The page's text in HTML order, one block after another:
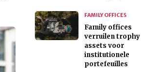
FAMILY OFFICES
Family offices
verruilen trophy
assets voor
institutionele
portefeuilles